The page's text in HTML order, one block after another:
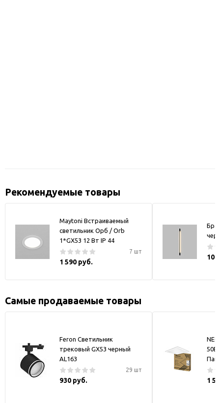
Рекомендуемые товары
Maytoni Встраиваемый
светильник Орб / Orb
1*GX53 12 Вт IP 44
7 шт
1 590 руб.
Бра
10
Самые продаваемые товары
Feron Светильник
трековый GX53 черный
AL163
29 шт
930 руб. 1